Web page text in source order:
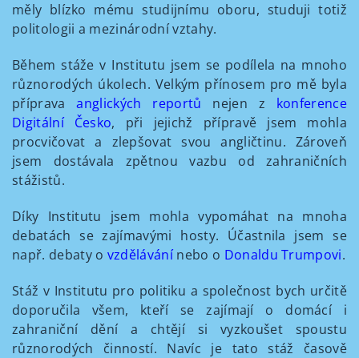
měly blízko mému studijnímu oboru, studuji totiž
politologii a mezinárodní vztahy.
Během stáže v Institutu jsem se podílela na mnoho
různorodých úkolech. Velkým přínosem pro mě byla
přípravaanglických reportů nejen z konference
Digitální Česko, při jejichž přípravě jsem mohla
procvičovat a zlepšovat svou angličtinu. Zároveň
jsem dostávala zpětnou vazbu od zahraničních
stážistů.
Díky Institutu jsem mohla vypomáhat na mnoha
debatách se zajímavými hosty. Účastnila jsem se
např. debaty o vzdělávánínebo o Donaldu Trumpovi.
Stáž v Institutu pro politiku a společnost bych určitě
doporučila všem, kteří se zajímají o domácí i
zahraniční dění a chtějí si vyzkoušet spoustu
různorodých činností. Navíc je tato stáž časově